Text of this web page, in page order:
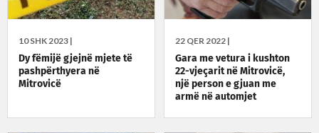
10 SHK 2023 |
Dy fëmijë gjejnë mjete të
pashpërthyera në
Mitrovicë
22 QER 2022 |
Gara me vetura i kushton
22-vjeçarit në Mitrovicë,
një person e gjuan me
armë në automjet